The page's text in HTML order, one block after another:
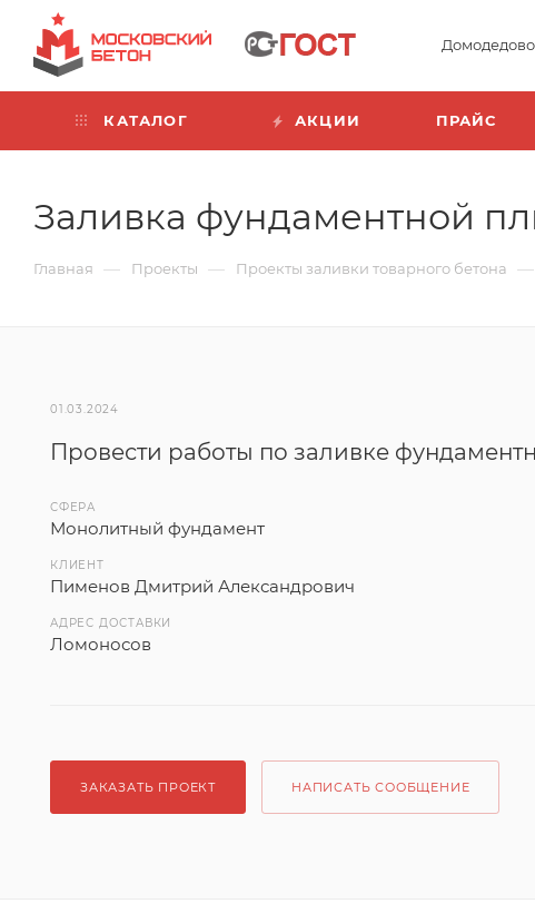
Домодедово
КАТАЛОГ АКЦИИ ПРАЙС
Заливка фундаментной
Главная — Проекты — Проекты заливки товарного бетона —
01.03.2024
Провести работы по заливке
СФЕРА
Монолитный фундамент
КЛИЕНТ
Пименов Дмитрий Александрович
АДРЕС ДОСТАВКИ
Ломоносов
ЗАКАЗАТЬ ПРОЕКТ НАПИСАТЬ СООБЩЕНИЕ